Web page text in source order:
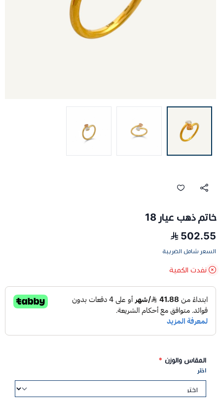
خاتم ذهب عيار 18
502.55
السعر شامل الضريبة
نفدت الكمية
المقاس والوزن *
اختر